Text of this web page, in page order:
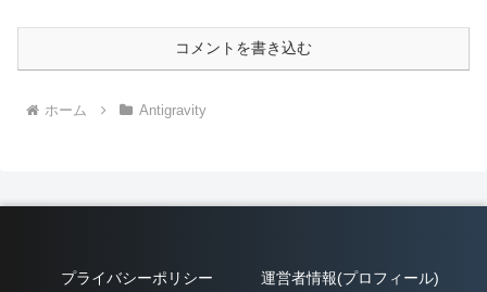
コメントを書き込む
ホーム Antigravity
プライバシーポリシー
運営者情報(プロフィール)